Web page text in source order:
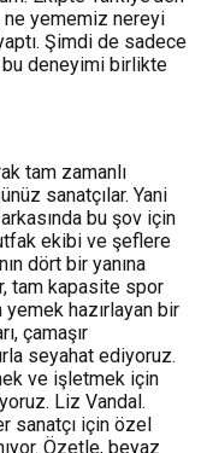
ne yememiz nereyi
Şimdi de sadece
deneyimi birlikte
tam zamanlı
sanatçılar. Yani
bu şov için
ekibi ve şeflere
dört bir yanına
tam kapasite spor
hazırlayan bir
çamaşır
seyahat ediyoruz.
ve işletmek için
Liz Vandal.
sanatçı için özel
Özetle, beyaz